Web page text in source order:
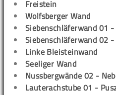
Freistein
Wolfsberger Wand
Siebenschläferwand 01 -
Siebenschläferwand 02
Linke Bleisteinwand
Seeliger Wand
Nussbergwände 02 -
Lauterachstube 01 -